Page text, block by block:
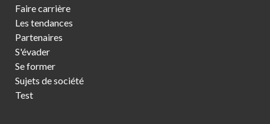
Faire carrière
Les tendances
Partenaires
S'évader
Se former
Sujets de société
Test